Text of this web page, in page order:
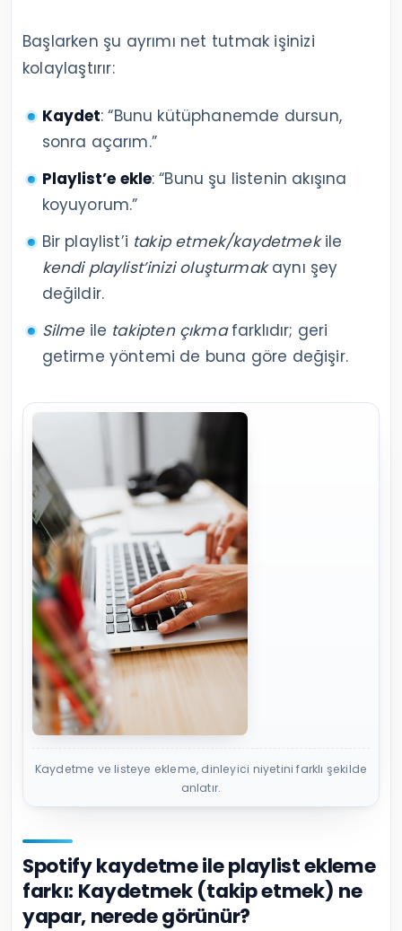
Başlarken şu ayrımı net tutmak işinizi
kolaylaştırır:
Kaydet: “Bunu kütüphanemde dursun,
sonra açarım.”
Playlist’e ekle: “Bunu şu listenin akışına
koyuyorum.”
Bir playlist’i takip etmek/kaydetmekile
kendi playlist’inizi oluşturmakaynı şey
değildir.
Silmeile takipten çıkmafarklıdır; geri
getirme yöntemi de buna göre değişir.
Kaydetme ve listeye ekleme, dinleyici niyetini farklı şekilde
anlatır.
Spotify kaydetme ile playlist ekleme
farkı: Kaydetmek (takip etmek) ne
yapar, nerede görünür?